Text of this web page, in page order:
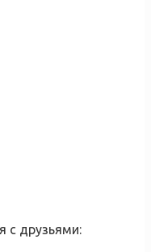
с друзьями: